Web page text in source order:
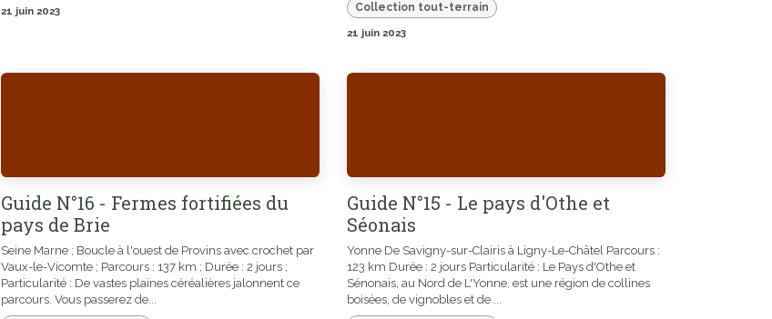
21 juin 2023
Collection tout-terrain
21 juin 2023
Guide N°16 - Fermes fortifiées du
pays de Brie
Seine Marne ; Boucle à l'ouest de Provins avec crochet par
Vaux-le-Vicomte ; Parcours : 137 km ; Durée : 2 jours ;
Particularité : De vastes plaines céréalières jalonnent ce
parcours. Vous passerez de...
Guide N°15 - Le pays d'Othe et
Séonais
Yonne De Savigny-sur-Clairis à Ligny-Le-Châtel Parcours :
123 km Durée : 2 jours Particularité : Le Pays d'Othe et
Sénonais, au Nord de L'Yonne, est une région de collines
boisées, de vignobles et de ...